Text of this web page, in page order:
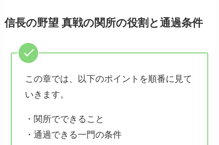
信長の野望 真戦の関所の役割と通過条件
この章では、以下のポイントを順番に見て
いきます。
・関所でできること
・通過できる一門の条件